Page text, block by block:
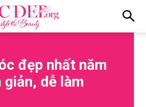
đẹp nhất năm
dễ làm